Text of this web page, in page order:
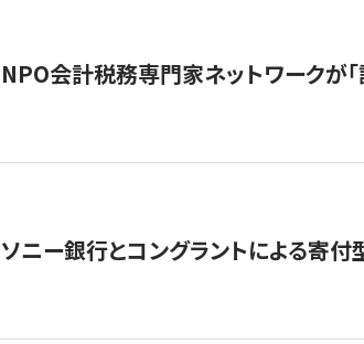
NPO会計税務専門家ネットワークが
ソニー銀行とコングラントによる寄付